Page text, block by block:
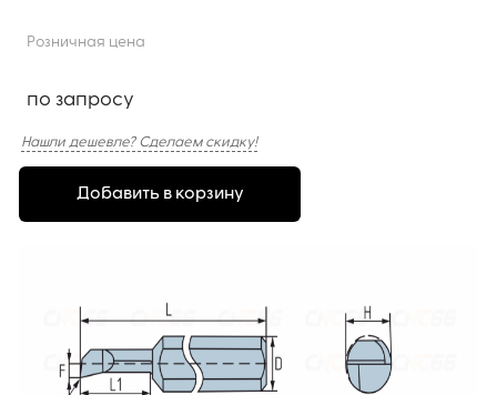
Розничная цена
по запросу
Нашли дешевле? Сделаем скидку!
Добавить в корзину